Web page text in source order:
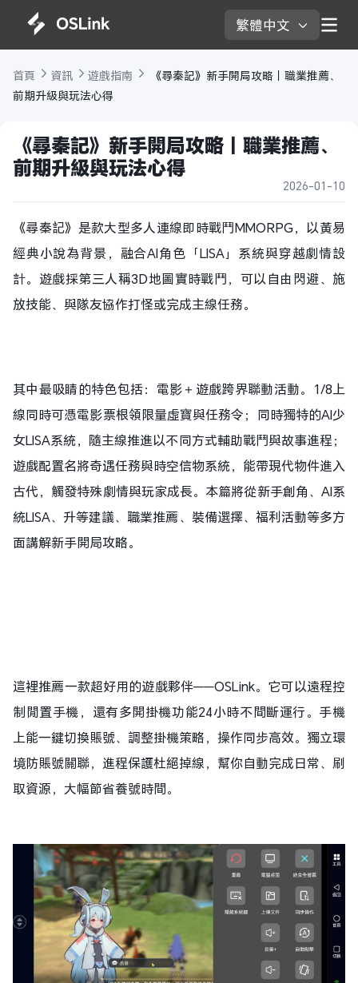
繁體中文
首頁 資訊 遊戲指南
《尋秦記》新手開局攻略｜職業推薦、
前期升級與玩法心得
《尋秦記》新手開局攻略｜職業推薦、
前期升級與玩法心得
2026-01-10
《尋秦記》是款大型多人連線即時戰鬥MMORPG，以黃易
經典小說為背景，融合AI角色「LISA」系統與穿越劇情設
計。遊戲採第三人稱3D地圖實時戰鬥，可以自由閃避、施
放技能、與隊友協作打怪或完成主線任務。
其中最吸睛的特色包括：電影＋遊戲跨界聯動活動。1/8上
線同時可憑電影票根領限量虛寶與任務令；同時獨特的AI少
女LISA系統，隨主線推進以不同方式輔助戰鬥與故事進程；
遊戲配置名將奇遇任務與時空信物系統，能帶現代物件進入
古代，觸發特殊劇情與玩家成長。本篇將從新手創角、AI系
統LISA、升等建議、職業推薦、裝備選擇、福利活動等多方
面講解新手開局攻略。
這裡推薦一款超好用的遊戲夥伴——OSLink。它可以遠程控
制閒置手機，還有多開掛機功能24小時不間斷運行。手機
上能一鍵切換賬號、調整掛機策略，操作同步高效。獨立環
境防賬號關聯，進程保護杜絕掉線，幫你自動完成日常、刷
取資源，大幅節省養號時間。